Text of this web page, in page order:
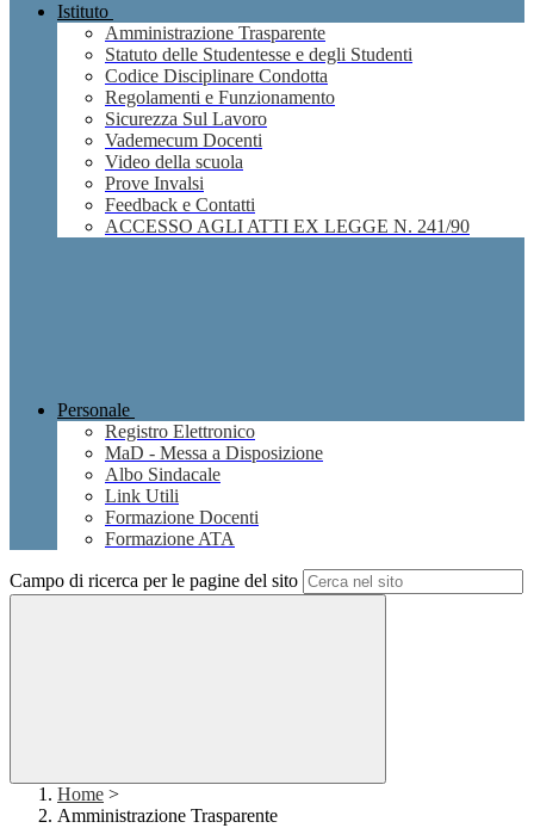
Istituto
Amministrazione Trasparente
Statuto delle Studentesse e degli Studenti
Codice Disciplinare Condotta
Regolamenti e Funzionamento
Sicurezza Sul Lavoro
Vademecum Docenti
Video della scuola
Prove Invalsi
Feedback e Contatti
ACCESSO AGLI ATTI EX LEGGE N. 241/90
Personale
Registro Elettronico
MaD - Messa a Disposizione
Albo Sindacale
Link Utili
Formazione Docenti
Formazione ATA
Campo di ricerca per le pagine del sito
Home >
Amministrazione Trasparente